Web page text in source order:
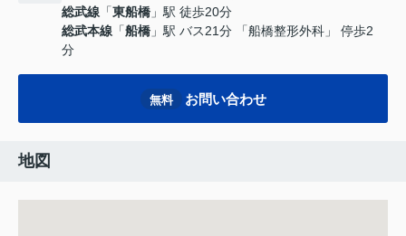
総武線 「東船橋 」駅 徒歩20分
総武本線 「船橋 」駅 バス21分 「船橋整形外科」 停歩2
分
無料 お問い合わせ
地図